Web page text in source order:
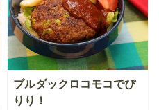
ブルダックロコモコでぴ
りり！